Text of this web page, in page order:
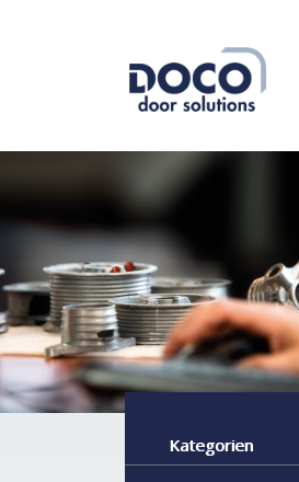
Kategorien